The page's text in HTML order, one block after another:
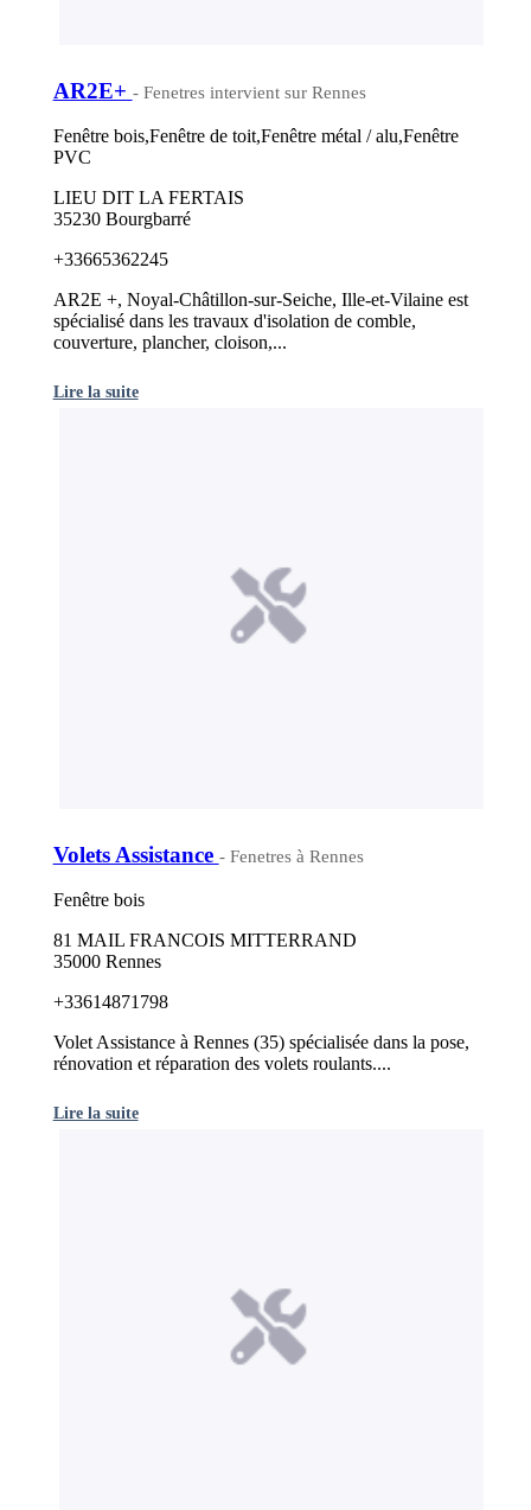
AR2E+ - Fenetres intervient sur Rennes
Fenêtre bois,Fenêtre de toit,Fenêtre métal / alu,Fenêtre
PVC
LIEU DIT LA FERTAIS
35230 Bourgbarré
+33665362245
AR2E +, Noyal-Châtillon-sur-Seiche, Ille-et-Vilaine est
spécialisé dans les travaux d'isolation de comble,
couverture, plancher, cloison,...
Lire la suite
Volets Assistance - Fenetres à Rennes
Fenêtre bois
81 MAIL FRANCOIS MITTERRAND
35000 Rennes
+33614871798
Volet Assistance à Rennes (35) spécialisée dans la pose,
rénovation et réparation des volets roulants....
Lire la suite